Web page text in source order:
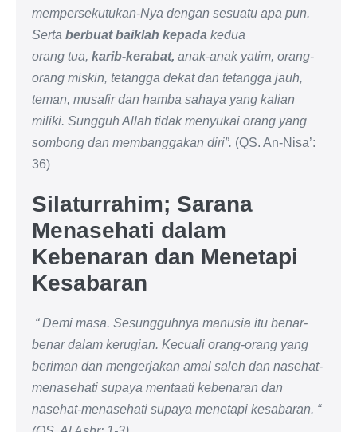
mempersekutukan-Nya dengan sesuatu apa pun.
Serta berbuat baiklah kepada kedua
orang tua, karib-kerabat, anak-anak yatim, orang-
orang miskin, tetangga dekat dan tetangga jauh,
teman, musafir dan hamba sahaya yang kalian
miliki. Sungguh Allah tidak menyukai orang yang
sombong dan membanggakan diri”. (QS. An-Nisa’:
36)
Silaturrahim; Sarana
Menasehati dalam
Kebenaran dan Menetapi
Kesabaran
“ Demi masa. Sesungguhnya manusia itu benar-
benar dalam kerugian. Kecuali orang-orang yang
beriman dan mengerjakan amal saleh dan nasehat-
menasehati supaya mentaati kebenaran dan
nasehat-menasehati supaya menetapi kesabaran. “